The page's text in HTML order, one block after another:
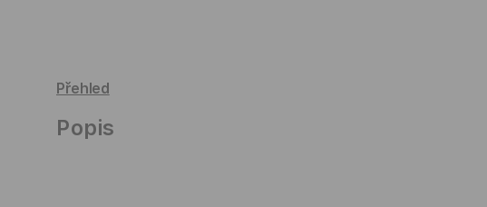
Přehled
Popis